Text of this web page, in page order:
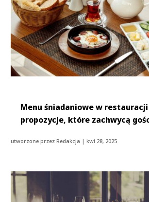
Menu śniadaniowe w restauracji
propozycje, które zachwycą
utworzone przezRedakcja |kwi 28, 2025